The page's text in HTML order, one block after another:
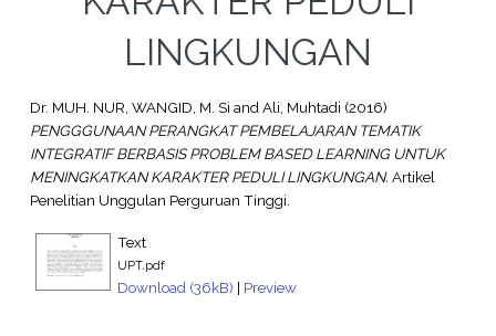
LINGKUNGAN
Dr. MUH. NUR, WANGID, M. Si andAli, Muhtadi (2016)
PENGGGUNAAN PERANGKAT PEMBELAJARAN TEMATIK
INTEGRATIF BERBASIS PROBLEM BASED LEARNING UNTUK
MENINGKATKAN KARAKTER PEDULI LINGKUNGAN. Artikel
Penelitian Unggulan Perguruan Tinggi.
Text
UPT.pdf
Download (36kB) | Preview